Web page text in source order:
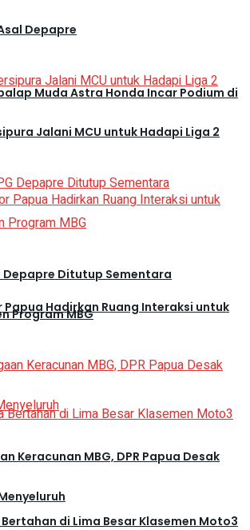
Depapre
Jalani MCU untuk Hadapi Liga 2
Depapre Ditutup Sementara
Program MBG
Keracunan MBG, DPR Papua Desak
Muda Astra Honda Incar Podium di
Hadirkan Ruang Interaksi untuk
di Lima Besar Klasemen Moto3